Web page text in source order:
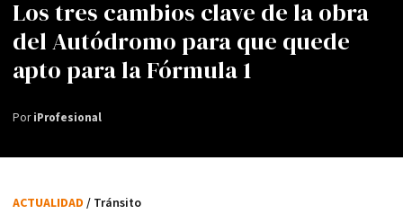
Los tres cambios clave de la obra
del Autódromo para que quede
apto para la Fórmula 1
PoriProfesional
ACTUALIDAD / Tránsito